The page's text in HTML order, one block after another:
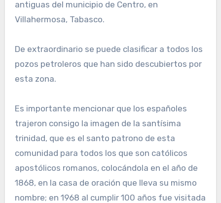
antiguas del municipio de Centro, en
Villahermosa, Tabasco.
De extraordinario se puede clasificar a todos los
pozos petroleros que han sido descubiertos por
esta zona.
Es importante mencionar que los españoles
trajeron consigo la imagen de la santísima
trinidad, que es el santo patrono de esta
comunidad para todos los que son católicos
apostólicos romanos, colocándola en el año de
1868, en la casa de oración que lleva su mismo
nombre; en 1968 al cumplir 100 años fue visitada